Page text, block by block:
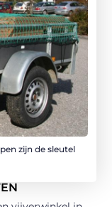
zijn de sleutel